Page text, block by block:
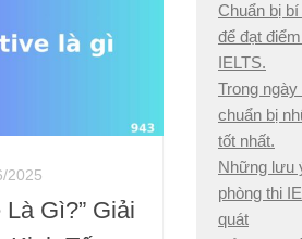
2025
Là Gì?” Giải
Chuẩn bị
để đạt
IELTS.
Trong
chuẩn bị
tốt nhất.
Những lưu
phòng thi
quát